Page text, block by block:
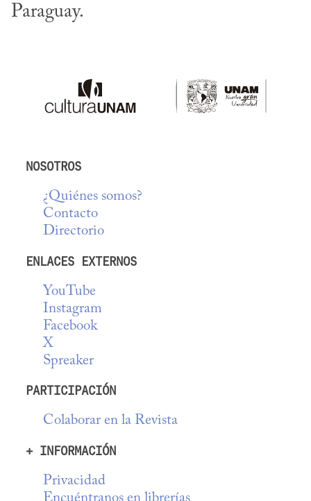
Paraguay.
NOSOTROS
¿Quiénes somos?
Contacto
Directorio
ENLACES EXTERNOS
YouTube
Instagram
Facebook
X
Spreaker
PARTICIPACIÓN
Colaborar en la Revista
+ INFORMACIÓN
Privacidad